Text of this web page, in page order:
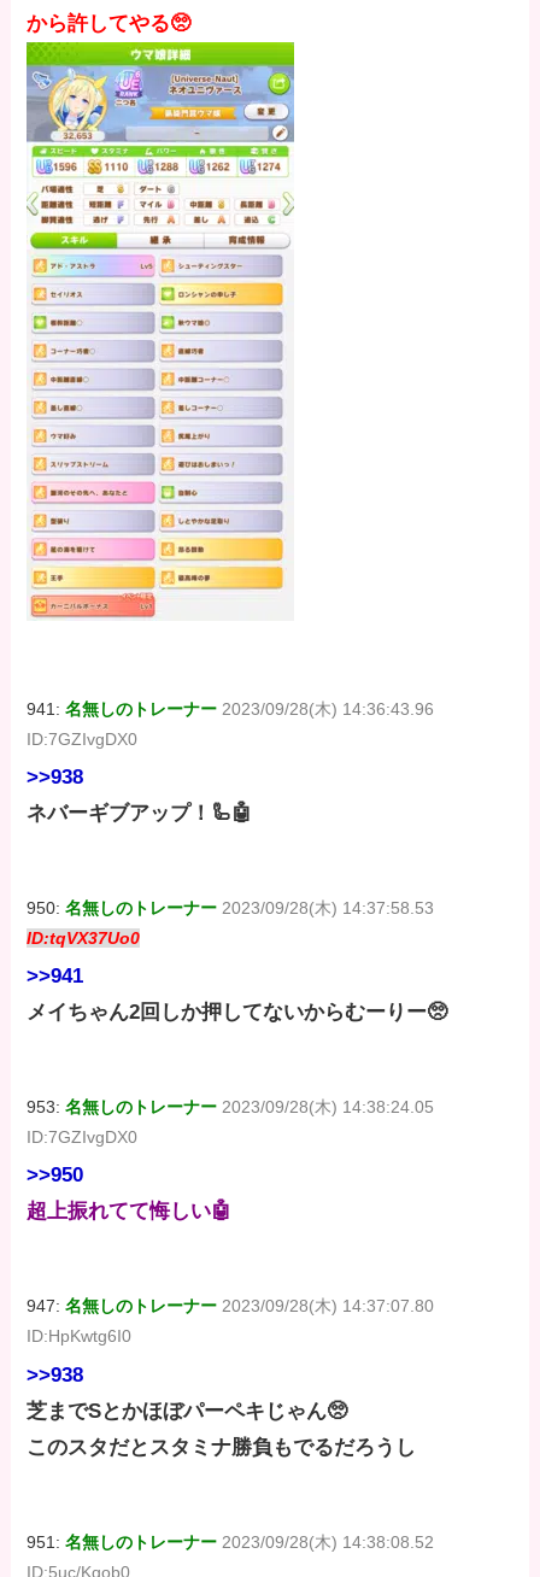
から許してやる🥺
941:名無しのトレーナー 2023/09/28(木) 14:36:43.96
ID:7GZIvgDX0
>>938
ネバーギブアップ！🦾🤖
950:名無しのトレーナー 2023/09/28(木) 14:37:58.53
ID:tqVX37Uo0
>>941
メイちゃん2回しか押してないからむーりー🥺
953:名無しのトレーナー 2023/09/28(木) 14:38:24.05
ID:7GZIvgDX0
>>950
超上振れてて悔しい🤖
947:名無しのトレーナー 2023/09/28(木) 14:37:07.80
ID:HpKwtg6I0
>>938
芝までSとかほぼパーペキじゃん🥺
このスタだとスタミナ勝負もでるだろうし
951:名無しのトレーナー 2023/09/28(木) 14:38:08.52
ID:5uc/Kqob0